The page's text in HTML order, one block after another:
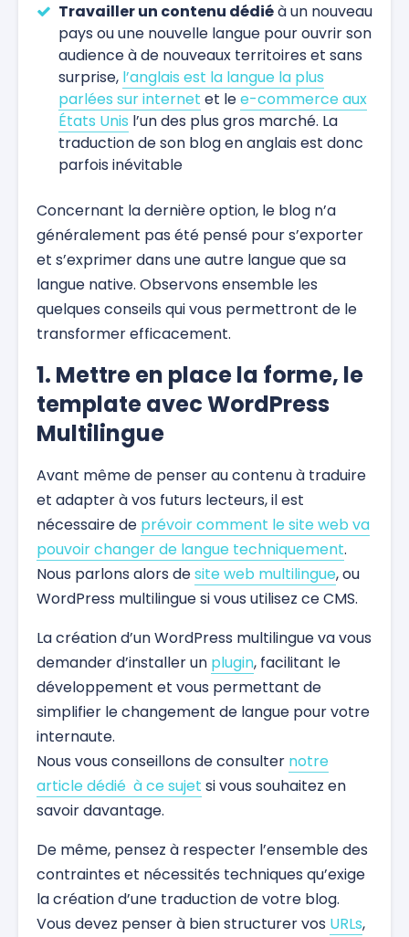
Travailler un contenu dédiéà un nouveau
pays ou une nouvelle langue pour ouvrir son
audience à de nouveaux territoires et sans
surprise, l’anglais est la langue la plus
parlées sur internet et lee-commerce aux
États Unis l’un des plus gros marché. La
traduction de son blog en anglais est donc
parfois inévitable
Concernant la dernière option, le blog n’a
généralement pas été pensé pour s’exporter
et s’exprimer dans une autre langue que sa
langue native. Observons ensemble les
quelques conseils qui vous permettront de le
transformer efficacement.
1. Mettre en place la forme, le
template avec WordPress
Multilingue
Avant même de penser au contenu à traduire
et adapter à vos futurs lecteurs, il est
nécessaire de prévoir comment le site web va
pouvoir changer de langue techniquement.
Nous parlons alors desite web multilingue, ou
WordPress multilingue si vous utilisez ce CMS.
La création d’un WordPress multilingue va vous
demander d’installer un plugin, facilitant le
développement et vous permettant de
simplifier le changement de langue pour votre
internaute.
Nous vous conseillons de consulter notre
article dédié à ce sujet si vous souhaitez en
savoir davantage.
De même, pensez à respecter l’ensemble des
contraintes et nécessités techniques qu’exige
la création d’une traduction de votre blog.
Vous devez penser à bien structurer vos URLs,